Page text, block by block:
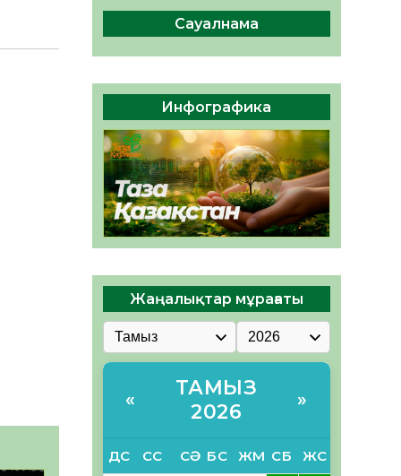
Руслан Рүстемұлы облыс
әкімінің кеңесшісі болып
тағайындалды
05.08.2026
51 0
Сауалнама
Инфографика
Жаңалықтар мұрағаты
«
ТАМЫЗ
2026
»
ДС СС СӘ БС ЖМ СБ ЖС